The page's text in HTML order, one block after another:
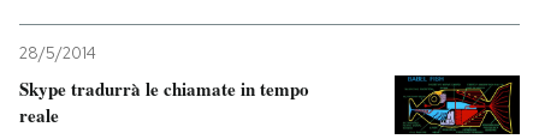
28/5/2014
Skype tradurrà le chiamate in tempo
reale